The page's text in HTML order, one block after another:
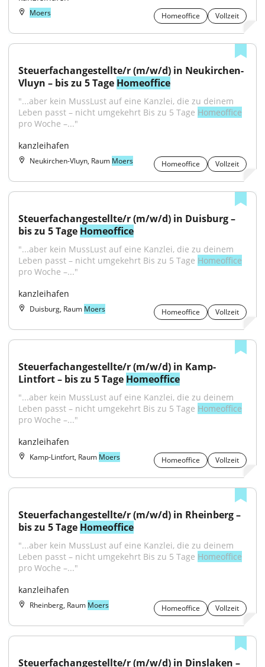
Moers Homeoffice Vollzeit
Steuerfachangestellte/r (m/w/d) in Neukirchen-
Vluyn – bis zu 5 Tage Homeoffice
"...aber kein MussLust auf eine Kanzlei, die zu deinem
Leben passt – nicht umgekehrt Bis zu 5 Tage Homeoffice
pro Woche –..."
kanzleihafen
Neukirchen-Vluyn, Raum Moers Homeoffice Vollzeit
Steuerfachangestellte/r (m/w/d) in Duisburg –
bis zu 5 Tage Homeoffice
"...aber kein MussLust auf eine Kanzlei, die zu deinem
Leben passt – nicht umgekehrt Bis zu 5 Tage Homeoffice
pro Woche –..."
kanzleihafen
Duisburg, Raum Moers Homeoffice Vollzeit
Steuerfachangestellte/r (m/w/d) in Kamp-
Lintfort – bis zu 5 Tage Homeoffice
"...aber kein MussLust auf eine Kanzlei, die zu deinem
Leben passt – nicht umgekehrt Bis zu 5 Tage Homeoffice
pro Woche –..."
kanzleihafen
Kamp-Lintfort, Raum Moers Homeoffice Vollzeit
Steuerfachangestellte/r (m/w/d) in Rheinberg –
bis zu 5 Tage Homeoffice
"...aber kein MussLust auf eine Kanzlei, die zu deinem
Leben passt – nicht umgekehrt Bis zu 5 Tage Homeoffice
pro Woche –..."
kanzleihafen
Rheinberg, Raum Moers Homeoffice Vollzeit
Steuerfachangestellte/r (m/w/d) in Dinslaken –